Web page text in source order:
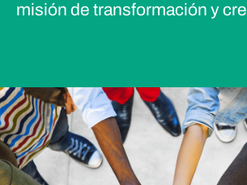
misión de transformación y